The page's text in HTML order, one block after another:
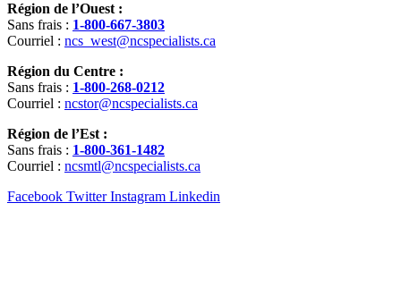
Région de l’Ouest :
Sans frais : 1-800-667-3803
Courriel : ncs_west@ncspecialists.ca
Région du Centre :
Sans frais : 1-800-268-0212
Courriel : ncstor@ncspecialists.ca
Région de l’Est :
Sans frais : 1-800-361-1482
Courriel : ncsmtl@ncspecialists.ca
Facebook Twitter Instagram Linkedin